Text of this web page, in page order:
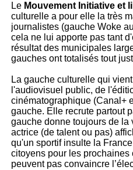
Le Mouvement Initiative et
culturelle a pour elle la très
journalistes (gauche Woke
cela ne lui apporte pas tant
résultat des municipales
gauches ont totalisés tout
La gauche culturelle qui
l'audiovisuel public, de
cinématographique (Canal+
gauche. Elle recrute partout
gauche donne toujours de la
actrice (de talent ou pas)
qu'un sportif insulte la
citoyens pour les
peuvent pas convaincre